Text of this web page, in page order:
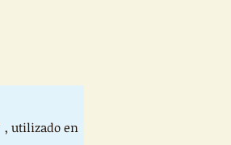
, utilizado en